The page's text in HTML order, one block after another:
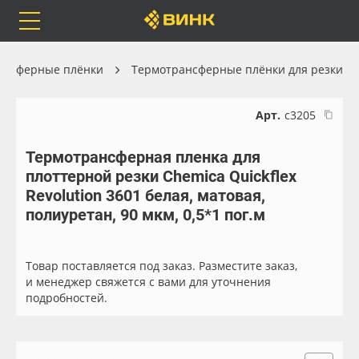
Каталог
Orafol
Доставка
Весь каталог
Рулонные материалы
Листовые материалы
плёнки Термотрансферные плёнки для резки
Арт. с3205
Термотрансферная пленка для
плоттерной резки Chemica Quickflex
Revolution 3601 белая, матовая,
полиуретан, 90 мкм, 0,5*1 пог.м
Товар поставляется под заказ. Разместите заказ,
и менеджер свяжется с вами для уточнения
подробностей.